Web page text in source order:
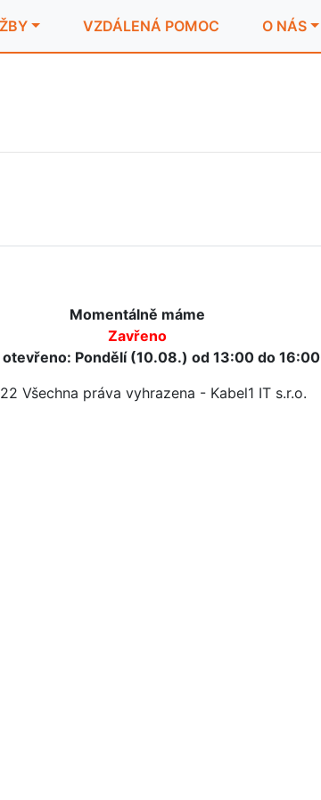
VZDÁLENÁ POMOC O NÁS
Momentálně máme
Zavřeno
Pondělí (10.08.) od 13:00 do 16:00
Všechna práva vyhrazena - Kabel1 IT s.r.o.